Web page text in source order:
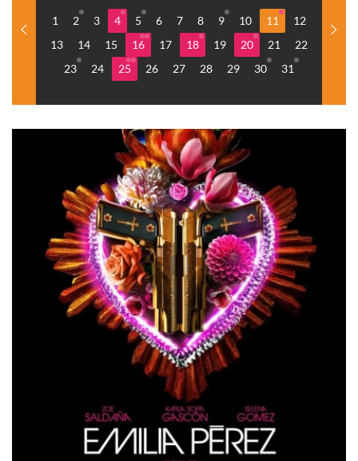
1 2 3 4 5 6 7 8 9 10 11
12
13
14 15 16 17 18 19 20 21
22
23
24 25 26 27 28 29 30 31